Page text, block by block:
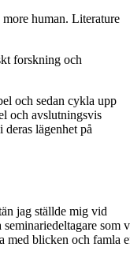
human. Literature
forskning och
och sedan cykla upp
och avslutningsvis
lägenhet på
jag ställde mig vid
som
med blicken och famla